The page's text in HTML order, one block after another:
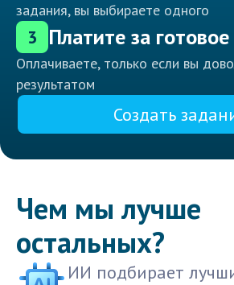
задания, вы выбираете одного
3 Платите за готовое
Оплачиваете, только если вы
результатом
Создать
Чем мы лучше
остальных?
ИИ подбирает